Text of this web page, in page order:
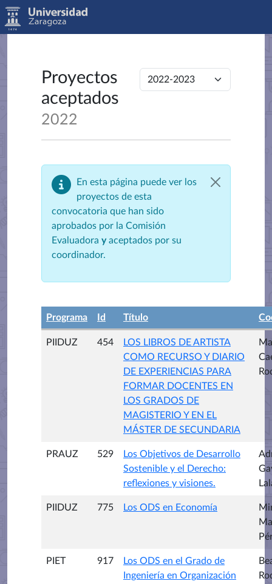
Proyectos
aceptados
2022
En esta página puede ver los
proyectos de esta
convocatoria que han sido
aprobados por la Comisión
Evaluadora yaceptados por su
coordinador.
Programa Id Título
PIIDUZ 454
LOS LIBROS DE ARTISTA
COMO RECURSO Y DIARIO
DE EXPERIENCIAS PARA
FORMAR DOCENTES EN
LOS GRADOS DE
MAGISTERIO Y EN EL
MÁSTER DE SECUNDARIA
PRAUZ 529
Los Objetivos de Desarrollo
Sostenible y el Derecho:
reflexiones y visiones.
PIIDUZ 775 Los ODS en Economía
PIET 917
Los ODS en el Grado de
Ingeniería en Organización